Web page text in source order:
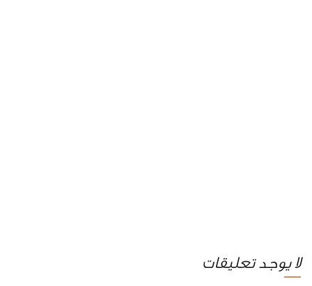
لا يوجد تعليقات